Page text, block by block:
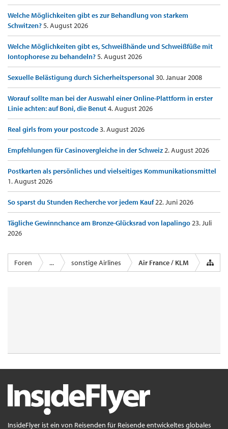
Welche Möglichkeiten gibt es zur Behandlung von starkem
Schwitzen?5. August 2026
Welche Möglichkeiten gibt es, Schweißhände und Schweißfüße mit
Iontophorese zu behandeln?5. August 2026
Sexuelle Belästigung durch Sicherheitspersonal 30. Januar 2008
Worauf sollte man bei der Auswahl einer Online-Plattform in erster
Linie achten: auf Boni, die Benut4. August 2026
Real girls from your postcode3. August 2026
Empfehlungen für Casinovergleiche in der Schweiz2. August 2026
Postkarten als persönliches und vielseitiges Kommunikationsmittel
1. August 2026
So sparst du Stunden Recherche vor jedem Kauf22. Juni 2026
Tägliche Gewinnchance am Bronze-Glücksrad von lapalingo23. Juli
2026
Foren ... sonstige Airlines Air France / KLM
InsideFlyer ist ein von Reisenden für Reisende entwickeltes globales